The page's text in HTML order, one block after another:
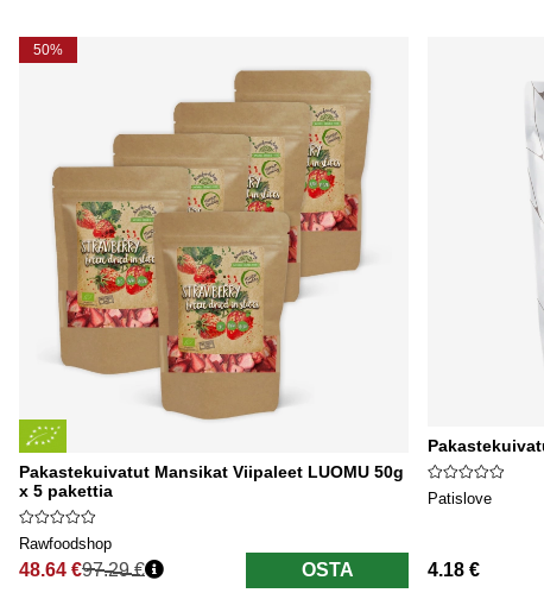
50%
Pakastekuivatut Mansikat Viipaleet LUOMU 50g
x 5 pakettia
Rawfoodshop
48.64 €
Normaali hinta
97.29 € OSTA
Patislove
4.18 €